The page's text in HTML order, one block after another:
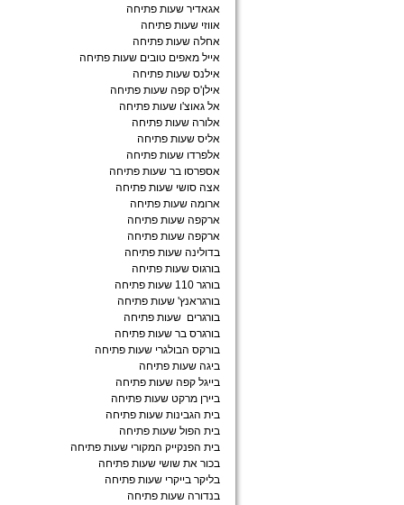
אגאדיר שעות פתיחה
אווזי שעות פתיחה
אחלה שעות פתיחה
אייל מאפים טובים שעות פתיחה
אילנס שעות פתיחה
אילן'ס קפה שעות פתיחה
אל גאוצ'ו שעות פתיחה
אלורה שעות פתיחה
אליס שעות פתיחה
אלפרדו שעות פתיחה
אספרסו בר שעות פתיחה
אצה סושי שעות פתיחה
ארומה שעות פתיחה
ארקפה שעות פתיחה
ארקפה שעות פתיחה
בדולינה שעות פתיחה
בורגוס שעות פתיחה
בורגר 110 שעות פתיחה
בורגראנץ' שעות פתיחה
בורגרים שעות פתיחה
בורגרס בר שעות פתיחה
בורקס הבולגרי שעות פתיחה
ביגה שעות פתיחה
בייגל קפה שעות פתיחה
ביירן מרקט שעות פתיחה
בית הגבינות שעות פתיחה
בית הפול שעות פתיחה
בית הפנקייק המקורי שעות פתיחה
בכור את שושי שעות פתיחה
בליקר בייקרי שעות פתיחה
בנדורה שעות פתיחה